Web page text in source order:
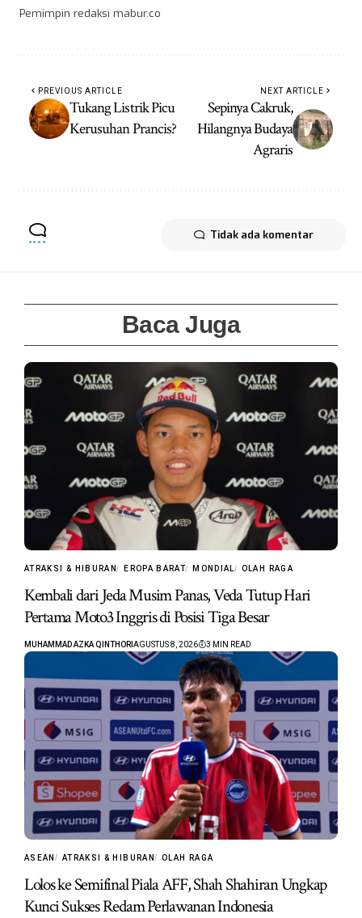
Pemimpin redaksi mabur.co
PREVIOUS ARTICLE
Tukang Listrik Picu
Kerusuhan Prancis?
NEXT ARTICLE
Sepinya Cakruk,
Hilangnya Budaya
Agraris
Tidak ada komentar
Baca Juga
ATRAKSI & HIBURAN EROPA BARAT MONDIAL OLAH RAGA
Kembali dari Jeda Musim Panas, Veda Tutup Hari
Pertama Moto3 Inggris di Posisi Tiga Besar
MUHAMMAD AZKA QINTHORI AGUSTUS 8, 2026 3 MIN READ
ASEAN ATRAKSI & HIBURAN OLAH RAGA
Lolos ke Semifinal Piala AFF, Shah Shahiran Ungkap
Kunci Sukses Redam Perlawanan Indonesia